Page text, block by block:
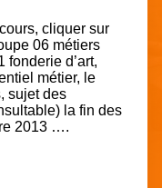
cliquer sur
06 métiers
fonderie d’art,
métier, le
sujet des
la fin des
2013 ….